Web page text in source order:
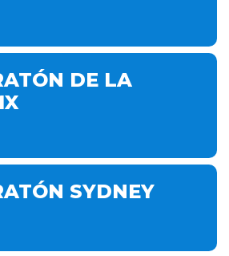
DE LA
SYDNEY